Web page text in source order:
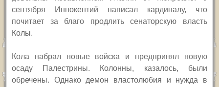
сентября Иннокентий написал кардиналу, что
почитает за благо продлить сенаторскую власть
Колы.
Кола набрал новые войска и предпринял новую
осаду Палестрины. Колонны, казалось, были
обречены. Однако демон властолюбия и нужда в